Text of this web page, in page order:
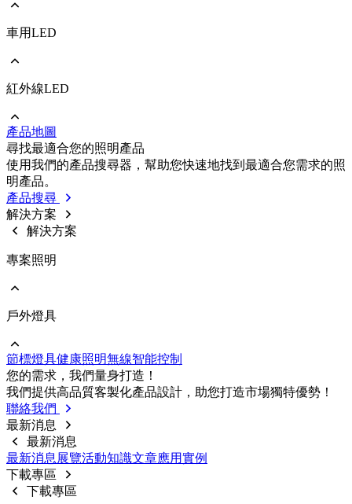
前往 照明/消費性LED
COB
車用LED
前往 車用LED
Ceramic
紅外線LED
前往 紅外線LED
IR LED
Photodetectors
IR Laser
ToF
Datalink
Optical Sensors
產品地圖
尋找最適合您的照明產品
使用我們的產品搜尋器，幫助您快速地找到最適合您需求的照
明產品。
產品搜尋
解決方案
解決方案
專案照明
前往 專案照明
戶外燈具
前往 戶外燈具
路燈
投光燈
工礦燈
節標燈具健康照明無線智能控制
您的需求，我們量⾝打造！
我們提供⾼品質客製化產品設計，助您打造市場獨特優勢！
聯絡我們
最新消息
最新消息
最新消息 展覽活動知識⽂章應⽤實例
下載專區
下載專區